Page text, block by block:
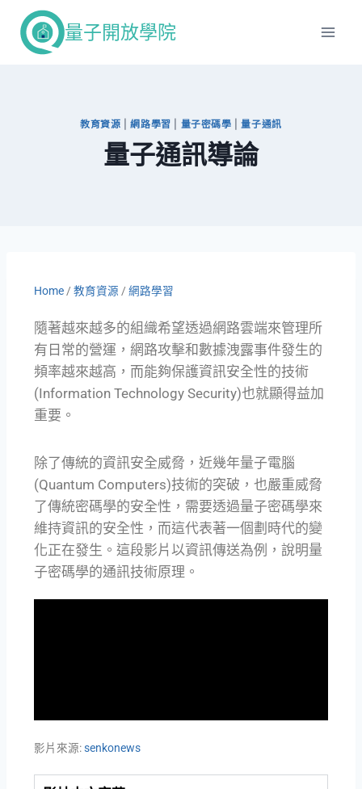
量子開放學院
教育資源 |網路學習 量子密碼學 |量子通訊
量子通訊導論
Home / 教育資源 / 網路學習
隨著越來越多的組織希望透過網路雲端來管理所
有日常的營運， 網路攻擊和數據洩露事件發生的
頻率越來越高 ，而能夠保護資訊安全性的技術
(Information Technology Security)也就顯得益加
重要 。
除了傳統的資訊安全威脅，近幾年量子電腦
(Quantum Computers)技術的突破 ， 也嚴重威脅
了傳統密碼學的安全性 ，需要透過量子密碼學來
維持資訊的安全性 ， 而這代表著一個劃時代的變
化正在發生 。 這段影片以資訊傳送為例，說明量
子密碼學的通訊技術原理。
影片來源:senkonews